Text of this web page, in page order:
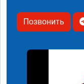
Позвонить